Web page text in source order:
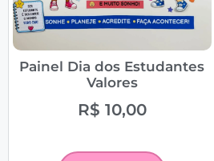
Painel Dia dos Estudantes
Valores
R$ 10,00